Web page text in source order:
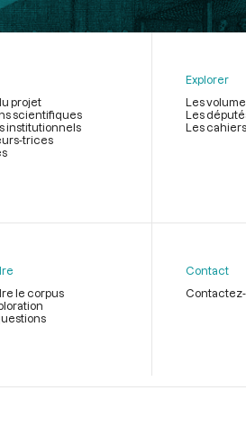
projet
scientifiques
institutionnels
trices
Explorer
Les
Les
Les
le corpus
Contact